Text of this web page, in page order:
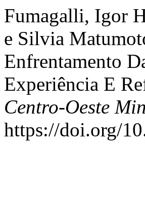
Fumagalli, Igor
e Silvia
Enfrentamento
Experiência E
Centro-Oeste
https://doi.org/